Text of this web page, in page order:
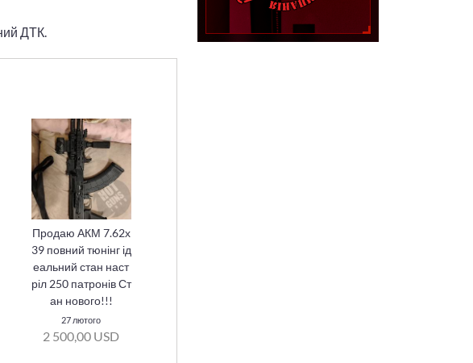
ДТК.
Продаю АКМ 7.62х
39 повний тюнінг ід
еальний стан наст
ріл 250 патронів Ст
ан нового!!!
27 лютого
2 500,00 USD